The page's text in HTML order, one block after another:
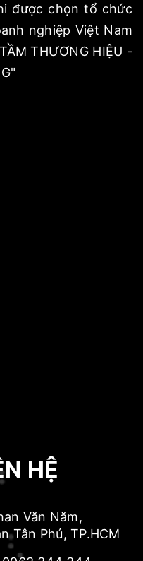
được chọn tổ chức
nghiệp Việt Nam
THƯƠNG HIỆU -
HỆ
Văn Năm,
Tân Phú, TP.HCM